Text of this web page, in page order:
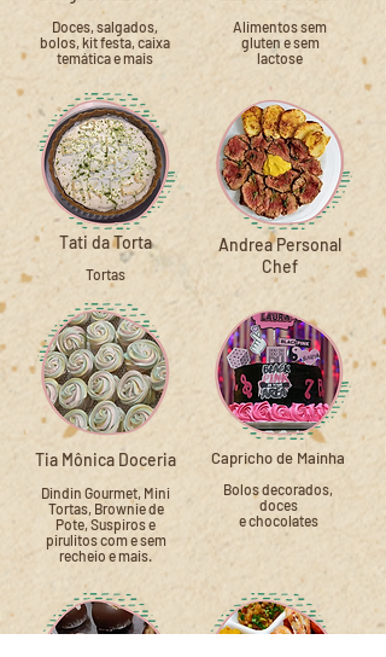
Doces, salgados,
bolos, kit festa, caixa
temática e mais
Alimentos sem
gluten e sem
lactose
Tati da Torta
Tortas
Andrea Personal
Chef
Tia Mônica Doceria
Dindin Gourmet, Mini
Tortas, Brownie de
Pote, Suspiros e
pirulitos com e sem
recheio e mais.
Capricho de Mainha
Bolos decorados,
doces
e chocolates